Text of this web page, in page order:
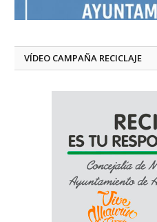
VÍDEO CAMPAÑA RECICLAJE